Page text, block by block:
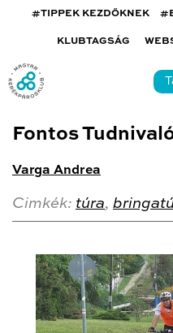
#TIPPEK KEZDŐKNEK
KLUBTAGSÁG
Fontos
Varga Andrea
Cimkék: túra,